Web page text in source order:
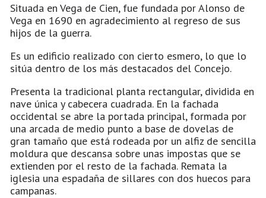
Situada en Vega de Cien, fue fundada por Alonso de
Vega en 1690 en agradecimiento al regreso de sus
hijos de la guerra.
Es un edificio realizado con cierto esmero, lo que lo
sitúa dentro de los más destacados del Concejo.
Presenta la tradicional planta rectangular, dividida en
nave única y cabecera cuadrada. En la fachada
occidental se abre la portada principal, formada por
una arcada de medio punto a base de dovelas de
gran tamaño que está rodeada por un alfiz de sencilla
moldura que descansa sobre unas impostas que se
extienden por el resto de la fachada. Remata la
iglesia una espadaña de sillares con dos huecos para
campanas.